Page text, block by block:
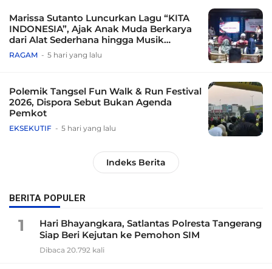
Marissa Sutanto Luncurkan Lagu “KITA
INDONESIA”, Ajak Anak Muda Berkarya
dari Alat Sederhana hingga Musik
Tradisional
RAGAM 5 hari yang lalu
Polemik Tangsel Fun Walk & Run Festival
2026, Dispora Sebut Bukan Agenda
Pemkot
EKSEKUTIF 5 hari yang lalu
Indeks Berita
BERITA POPULER
1
Hari Bhayangkara, Satlantas Polresta Tangerang
Siap Beri Kejutan ke Pemohon SIM
Dibaca 20.792 kali